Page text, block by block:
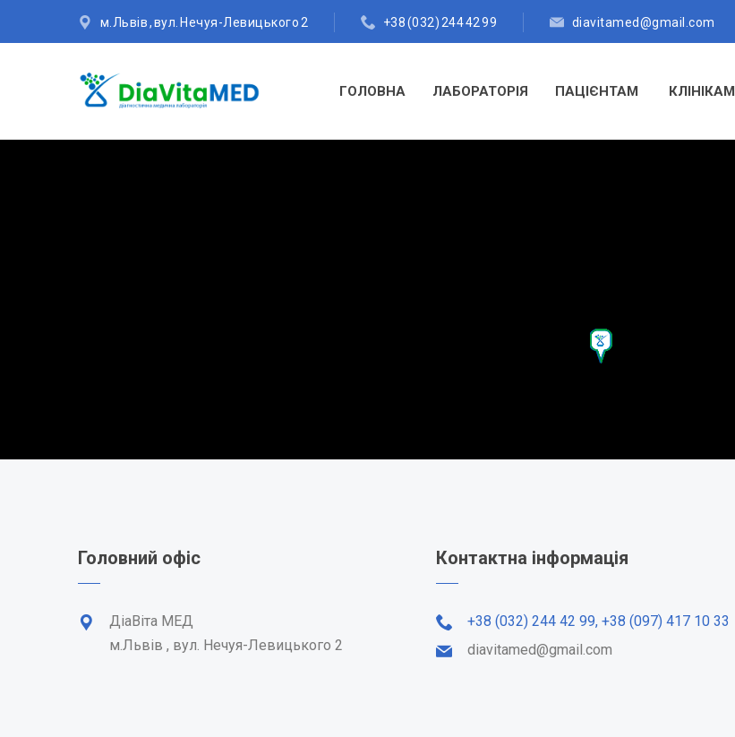
м.Львів , вул. Нечуя-Левицького 2 +38 (032) 244 42 99 diavitamed@gmail.com
ГОЛОВНА ЛАБОРАТОРІЯ ПАЦІЄНТАМ КЛІНІКАМ
Головний офіс
ДіаВіта МЕД
м.Львів , вул. Нечуя-Левицького 2
Контактна інформація
+38 (032) 244 42 99, +38 (097) 417 10 33
diavitamed@gmail.com